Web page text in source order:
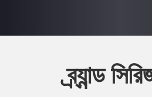
ব্র্যান্ড